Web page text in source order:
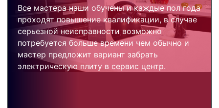
Все мастера наши обучены и каждые пол года
проходят повышение квалификации, в случае
серьезной неисправности возможно
потребуется больше времени чем обычно и
мастер предложит вариант забрать
электрическую плиту в сервис центр.